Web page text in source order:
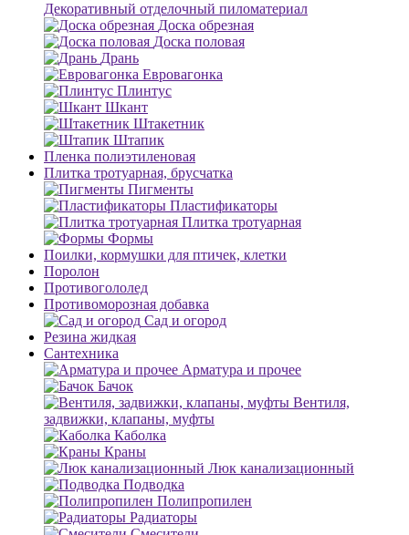
Декоративный отделочный пиломатериал
Доска обрезная
Доска половая
Дрань
Евровагонка
Плинтус
Шкант
Штакетник
Штапик
Пленка полиэтиленовая
Плитка тротуарная, брусчатка
Пигменты
Пластификаторы
Плитка тротуарная
Формы
Поилки, кормушки для птичек, клетки
Поролон
Противогололед
Противоморозная добавка
Сад и огород
Резина жидкая
Сантехника
Арматура и прочее
Бачок
Вентиля,
задвижки, клапаны, муфты
Каболка
Краны
Люк канализационный
Подводка
Полипропилен
Радиаторы